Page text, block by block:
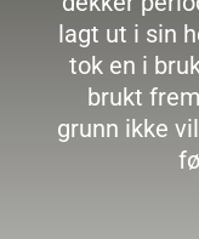
lagt ut i sin
tok en i
brukt
grunn ikke